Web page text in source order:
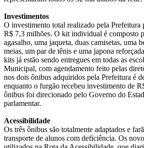
Investimentos
O investimento total realizado pela Prefeitura
R$ 7,3 milhões. O kit individual é composto
agasalho, uma jaqueta, duas camisetas, uma
meias, um par de tênis e uma japona
kits já estão sendo entregues em todas as
Municipal, com agendamento feito pelas
nos dois ônibus adquiridos pela Prefeitura é
enquanto o furgão recebeu investimento de
ônibus foi direcionado pelo Governo do
parlamentar.
Acessibilidade
Os três ônibus são totalmente adaptados e
transporte de alunos com deficiência. Os